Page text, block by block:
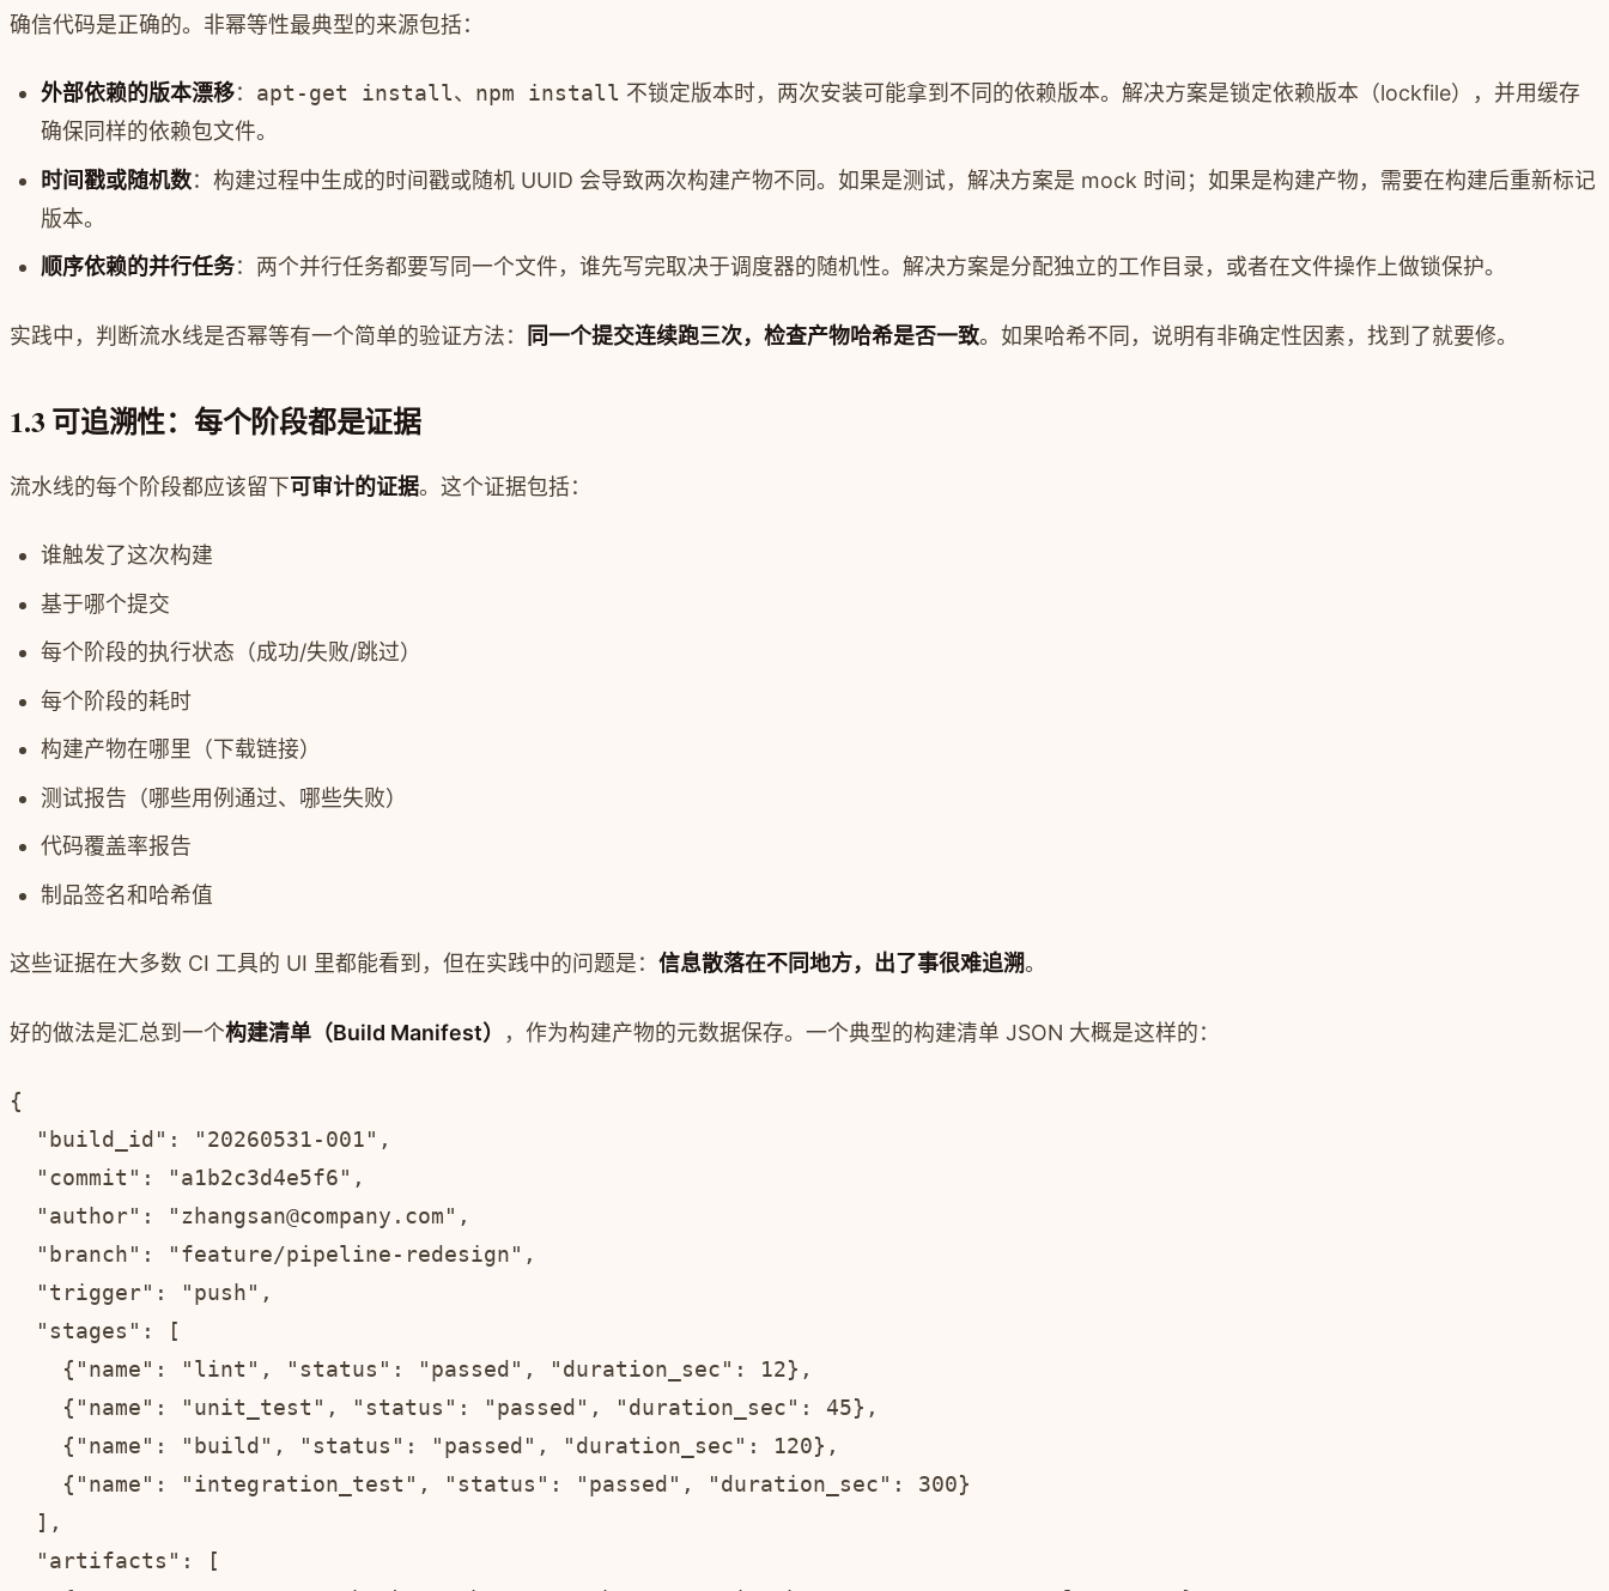
确信代码是正确的。非幂等性最典型的来源包括：
外部依赖的版本漂移： apt-get install、 npm install 不锁定版本时，两次安装可能拿到不同的依赖版本。解决方案是锁定依赖版本（lockfile），并用缓存
确保同样的依赖包文件。
时间戳或随机数：构建过程中生成的时间戳或随机 UUID 会导致两次构建产物不同。如果是测试，解决方案是 mock 时间；如果是构建产物，需要在构建后重新标记
版本。
顺序依赖的并行任务：两个并行任务都要写同一个文件，谁先写完取决于调度器的随机性。解决方案是分配独立的工作目录，或者在文件操作上做锁保护。
实践中，判断流水线是否幂等有一个简单的验证方法： 同一个提交连续跑三次，检查产物哈希是否一致。如果哈希不同，说明有非确定性因素，找到了就要修。
1.3 可追溯性：每个阶段都是证据
流水线的每个阶段都应该留下可审计的证据。这个证据包括：
谁触发了这次构建
基于哪个提交
每个阶段的执行状态（成功/失败/跳过）
每个阶段的耗时
构建产物在哪里（下载链接）
测试报告（哪些用例通过、哪些失败）
代码覆盖率报告
制品签名和哈希值
这些证据在大多数 CI 工具的 UI 里都能看到，但在实践中的问题是： 信息散落在不同地方，出了事很难追溯。
好的做法是汇总到一个构建清单（Build Manifest） ，作为构建产物的元数据保存。一个典型的构建清单 JSON 大概是这样的：
{
  "build_id": "20260531-001",
  "commit": "a1b2c3d4e5f6",
  "author": "zhangsan@company.com",
  "branch": "feature/pipeline-redesign",
  "trigger": "push",
  "stages": [
    {"name": "lint", "status": "passed", "duration_sec": 12},
    {"name": "unit_test", "status": "passed", "duration_sec": 45},
    {"name": "build", "status": "passed", "duration_sec": 120},
    {"name": "integration_test", "status": "passed", "duration_sec": 300}
  ],
  "artifacts": [